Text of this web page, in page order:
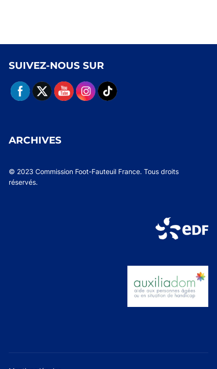
SUIVEZ-NOUS SUR
ARCHIVES
© 2023 Commission Foot-Fauteuil France. Tous droits
réservés.